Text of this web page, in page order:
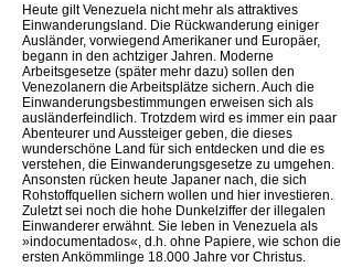
Heute gilt Venezuela nicht mehr als attraktives
Einwanderungsland. Die Rückwanderung einiger
Ausländer, vorwiegend Amerikaner und Europäer,
begann in den achtziger Jahren. Moderne
Arbeitsgesetze (später mehr dazu) sollen den
Venezolanern die Arbeitsplätze sichern. Auch die
Einwanderungsbestimmungen erweisen sich als
ausländerfeindlich. Trotzdem wird es immer ein paar
Abenteurer und Aussteiger geben, die dieses
wunderschöne Land für sich entdecken und die es
verstehen, die Einwanderungsgesetze zu umgehen.
Ansonsten rücken heute Japaner nach, die sich
Rohstoffquellen sichern wollen und hier investieren.
Zuletzt sei noch die hohe Dunkelziffer der illegalen
Einwanderer erwähnt. Sie leben in Venezuela als
»indocumentados«, d.h. ohne Papiere, wie schon die
ersten Ankömmlinge 18.000 Jahre vor Christus.